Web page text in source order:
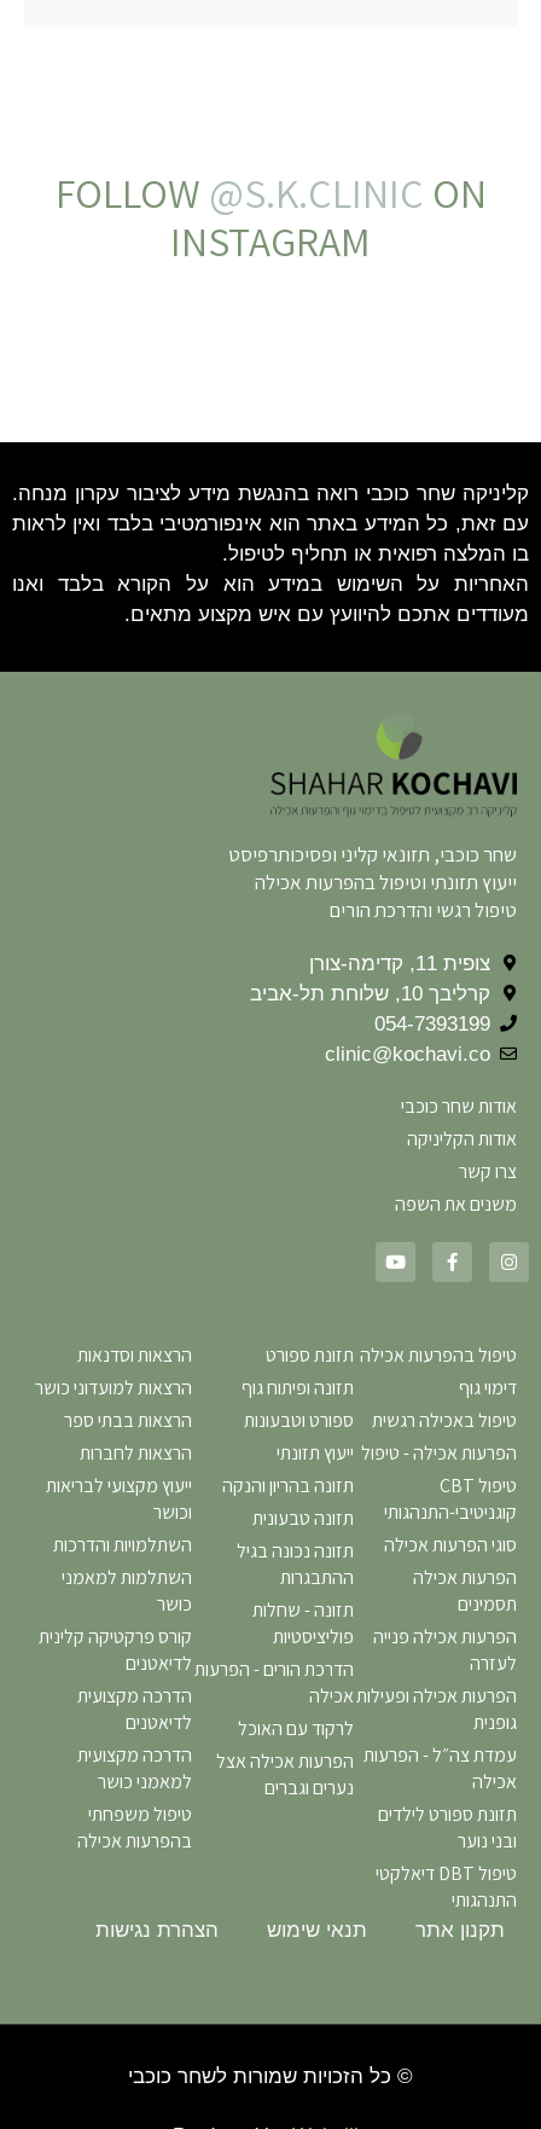
FOLLOW S.K.CLINIC@ ON
INSTAGRAM
קליניקה שחר כוכבי רואה בהנגשת מידע לציבור עקרון מנחה.
עם זאת, כל המידע באתר הוא אינפורמטיבי בלבד ואין לראות
בו המלצה רפואית או תחליף לטיפול.
האחריות על השימוש במידע הוא על הקורא בלבד ואנו
מעודדים אתכם להיוועץ עם איש מקצוע מתאים.
שחר כוכבי, תזונאי קליני ופסיכותרפיסט
ייעוץ תזונתי וטיפול בהפרעות אכילה
טיפול רגשי והדרכת הורים
צופית 11, קדימה-צורן
קרליבך 10, שלוחת תל-אביב
054-7393199
clinic@kochavi.co
אודות שחר כוכבי
אודות הקליניקה
צרו קשר
משנים את השפה
טיפול בהפרעות אכילה
דימוי גוף
טיפול באכילה רגשית
הפרעות אכילה - טיפול
טיפול CBT
קוגניטיבי-התנהגותי
סוגי הפרעות אכילה
הפרעות אכילה
תסמינים
הפרעות אכילה פנייה
לעזרה
הפרעות אכילה ופעילות
גופנית
עמדת צה״ל - הפרעות
אכילה
תזונת ספורט לילדים
ובני נוער
טיפול DBT דיאלקטי
התנהגותי
תזונת ספורט
תזונה ופיתוח גוף
ספורט וטבעונות
ייעוץ תזונתי
תזונה בהריון והנקה
תזונה טבעונית
תזונה נכונה בגיל
ההתבגרות
תזונה - שחלות
פוליציסטיות
הדרכת הורים - הפרעות
אכילה
לרקוד עם האוכל
הפרעות אכילה אצל
נערים וגברים
הרצאות וסדנאות
הרצאות למועדוני כושר
הרצאות בבתי ספר
הרצאות לחברות
ייעוץ מקצועי לבריאות
וכושר
השתלמויות והדרכות
השתלמות למאמני
כושר
קורס פרקטיקה קלינית
לדיאטנים
הדרכה מקצועית
לדיאטנים
הדרכה מקצועית
למאמני כושר
טיפול משפחתי
בהפרעות אכילה
תקנון אתר תנאי שימוש הצהרת נגישות
© כל הזכויות שמורות לשחר כוכבי